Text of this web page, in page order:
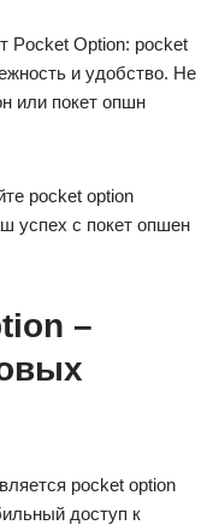
Pocket Option: pocket
и удобство. Не
или покет опшн
pocket option
успех с покет опшен
–
pocket option
доступ к